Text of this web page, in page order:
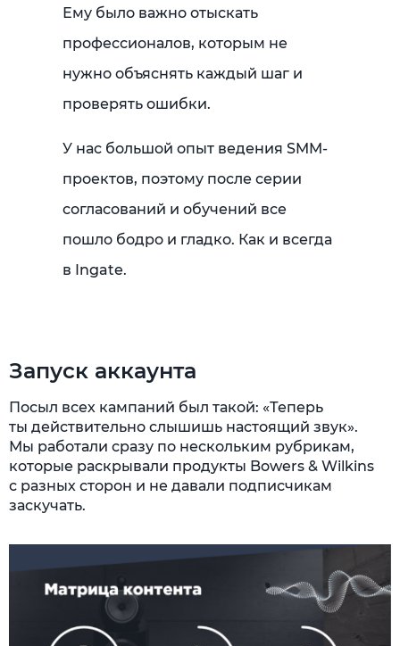
Ему было важно отыскать
профессионалов, которым не
нужно объяснять каждый шаг и
проверять ошибки.
У нас большой опыт ведения SMM-
проектов, поэтому после серии
согласований и обучений все
пошло бодро и гладко. Как и всегда
в Ingate.
Запуск аккаунта
Посыл всех кампаний был такой: «Теперь
ты действительно слышишь настоящий звук».
Мы работали сразу по нескольким рубрикам,
которые раскрывали продукты Bowers & Wilkins
с разных сторон и не давали подписчикам
заскучать.